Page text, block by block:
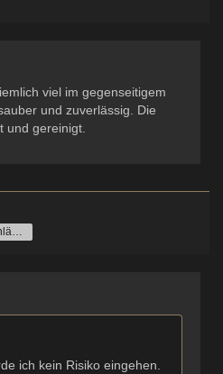
viel im gegenseitigem
und zuverlässig. Die
und gereinigt.
norddeutscher Rheinländer
ich kein Risiko eingehen.